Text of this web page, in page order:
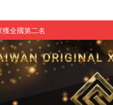
獲全國第二名
學子溫馨對談 傳遞品格與智慧力量
金融新星
與現代
賞雙佳作